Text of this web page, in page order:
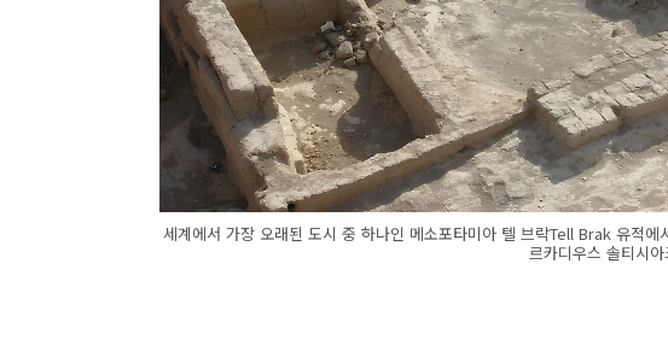
세계에서 가장 오래된 도시 중 하나인 메소포타미아 텔 브락Tell Brak 유적
르카디우스 솔티시